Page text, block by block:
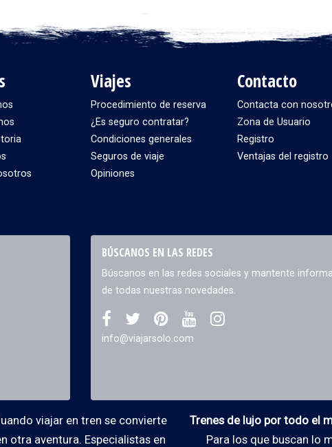
Viajes
Procedimiento de reserva
¿Es seguro contratar?
Condiciones generales
Seguros de viaje
Opiniones
Contacto
Contacta con
Zona de Usuario
Registro
Ventajas del registro
BÚSCANOS EN LAS REDES
Búscanos en las redes sociales y mantente
de todas nuestras novedades.
info@viajarsolo.com
viajar en tren se convierte
otra aventura. Especialistas en
Trenes de lujo por todo el
Para los que buscan lo